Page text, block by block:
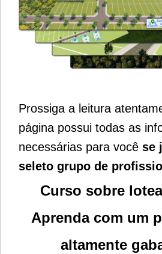
Prossiga a leitura
página possui todas as
necessárias para você se
seleto grupo de
Curso sobre
Aprenda com um
altamente